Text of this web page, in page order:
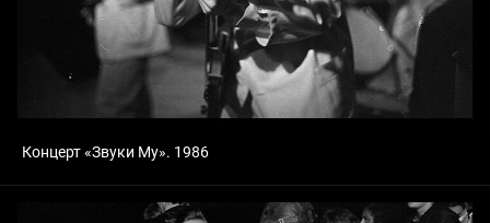
Концерт «Звуки Му». 1986